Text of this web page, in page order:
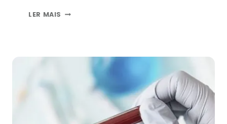
LER MAIS PRODOCTOR